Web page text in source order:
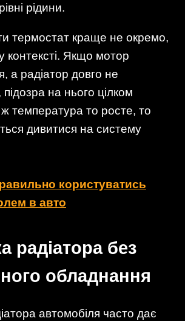
рідини.
термостат краще не окремо,
контексті. Якщо мотор
а радіатор довго не
підозра на нього цілком
температура то росте, то
дивитися на систему
користуватись
в авто
радіатора без
обладнання
автомобіля часто дає